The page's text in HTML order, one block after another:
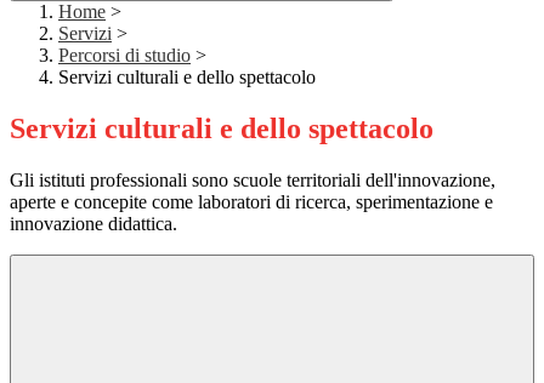
Home >
Servizi >
Percorsi di studio >
Servizi culturali e dello spettacolo
Servizi culturali e dello spettacolo
Gli istituti professionali sono scuole territoriali dell'innovazione,
aperte e concepite come laboratori di ricerca, sperimentazione e
innovazione didattica.